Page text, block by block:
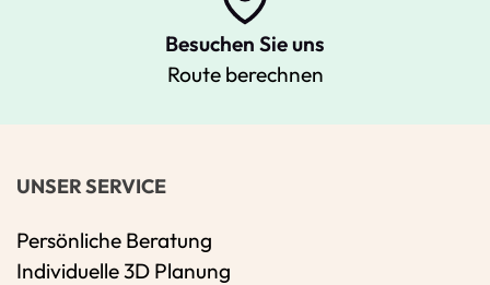
Besuchen Sie uns
Route berechnen
UNSER SERVICE
Persönliche Beratung
Individuelle 3D Planung